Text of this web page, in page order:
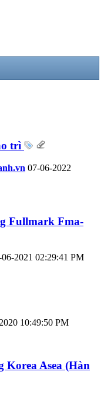
trì
07-06-2022
Fullmark Fma-
2021 02:29:41 PM
10:49:50 PM
Korea Asea (Hàn